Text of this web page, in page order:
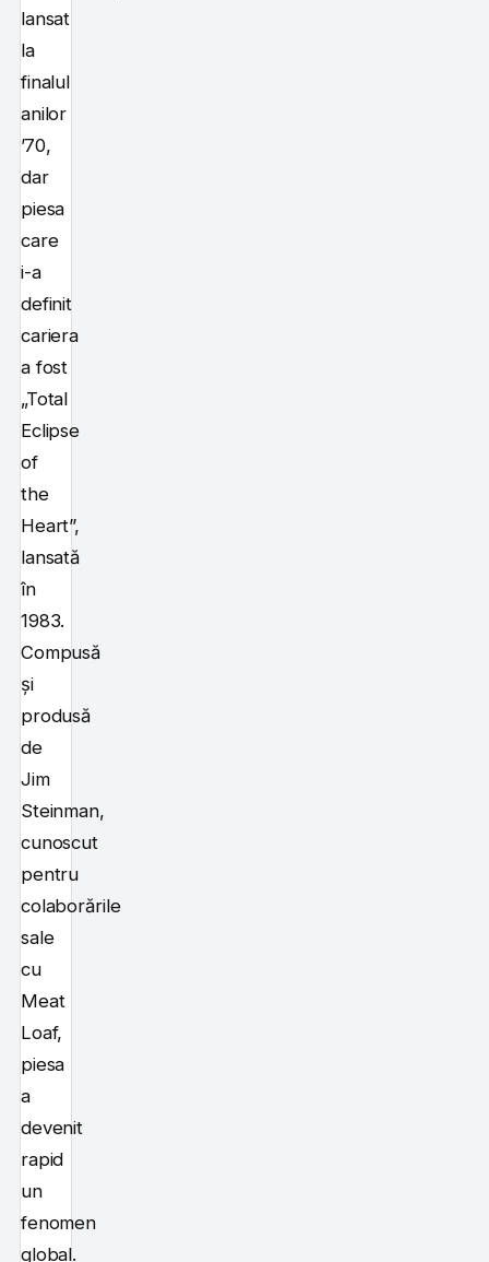
lansat
la
finalul
anilor
’70,
dar
piesa
care
i-a
definit
cariera
a fost
„Total
Eclipse
of
the
Heart”,
lansată
în
1983.
Compusă
și
produsă
de
Jim
Steinman,
cunoscut
pentru
colaborările
sale
cu
Meat
Loaf,
piesa
a
devenit
rapid
un
fenomen
global.